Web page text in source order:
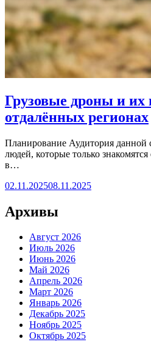
Грузовые дроны и их
отдалённых регионах
Планирование Аудитория данной
людей, которые только
в…
02.11.202508.11.2025
Архивы
Август 2026
Июль 2026
Июнь 2026
Май 2026
Апрель 2026
Март 2026
Январь 2026
Декабрь 2025
Ноябрь 2025
Октябрь 2025